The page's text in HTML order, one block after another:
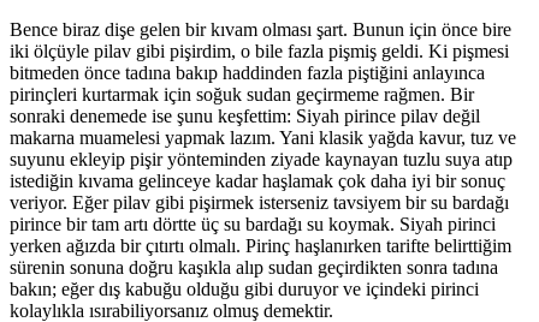
Bence biraz dişe gelen bir kıvam olması şart. Bunun için önce bire
iki ölçüyle pilav gibi pişirdim, o bile fazla pişmiş geldi. Ki pişmesi
bitmeden önce tadına bakıp haddinden fazla piştiğini anlayınca
pirinçleri kurtarmak için soğuk sudan geçirmeme rağmen. Bir
sonraki denemede ise şunu keşfettim: Siyah pirince pilav değil
makarna muamelesi yapmak lazım. Yani klasik yağda kavur, tuz ve
suyunu ekleyip pişir yönteminden ziyade kaynayan tuzlu suya atıp
istediğin kıvama gelinceye kadar haşlamak çok daha iyi bir sonuç
veriyor. Eğer pilav gibi pişirmek isterseniz tavsiyem bir su bardağı
pirince bir tam artı dörtte üç su bardağı su koymak. Siyah pirinci
yerken ağızda bir çıtırtı olmalı. Pirinç haşlanırken tarifte belirttiğim
sürenin sonuna doğru kaşıkla alıp sudan geçirdikten sonra tadına
bakın; eğer dış kabuğu olduğu gibi duruyor ve içindeki pirinci
kolaylıkla ısırabiliyorsanız olmuş demektir.